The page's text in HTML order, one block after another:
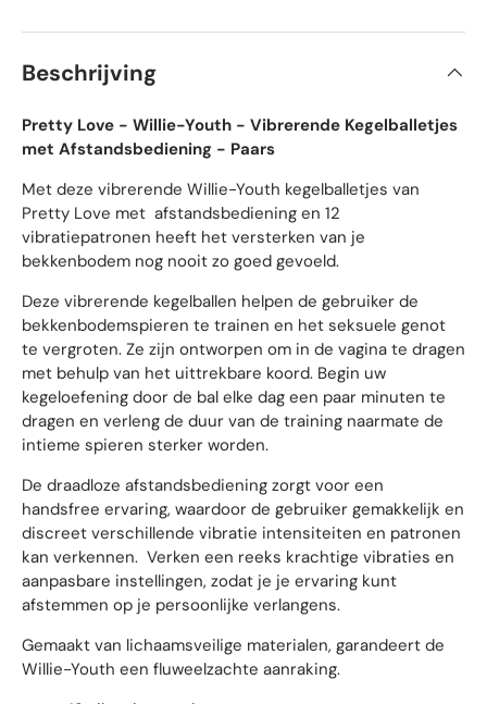
Beschrijving
Pretty Love - Willie-Youth - Vibrerende Kegelballetjes
met Afstandsbediening - Paars
Met deze vibrerende Willie-Youth kegelballetjes van
Pretty Love met afstandsbediening en 12
vibratiepatronen heeft het versterken van je
bekkenbodem nog nooit zo goed gevoeld.
Deze vibrerende kegelballen helpen de gebruiker de
bekkenbodemspieren te trainen en het seksuele genot
te vergroten. Ze zijn ontworpen om in de vagina te dragen
met behulp van het uittrekbare koord. Begin uw
kegeloefening door de bal elke dag een paar minuten te
dragen en verleng de duur van de training naarmate de
intieme spieren sterker worden.
De draadloze afstandsbediening zorgt voor een
handsfree ervaring, waardoor de gebruiker gemakkelijk en
discreet verschillende vibratie intensiteiten en patronen
kan verkennen. Verken een reeks krachtige vibraties en
aanpasbare instellingen, zodat je je ervaring kunt
afstemmen op je persoonlijke verlangens.
Gemaakt van lichaamsveilige materialen, garandeert de
Willie-Youth een fluweelzachte aanraking.